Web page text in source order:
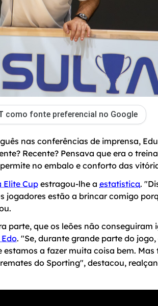
como fonte preferencial no Google
nas conferências de imprensa,
Recente? Pensava que era o
no embalo e conforto das
Elite Cup estragou-lhe a estatística.
jogadores estão a brincar comigo
parte, que os leões não conseguiram
. "Se, durante grande parte do
a fazer muita coisa bem. Mas
do Sporting", destacou,